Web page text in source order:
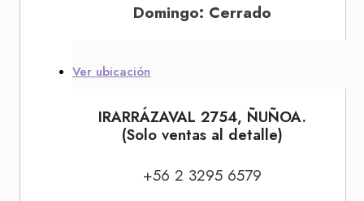
Domingo: Cerrado
Ver ubicación
IRARRÁZAVAL 2754, ÑUÑOA.
(Solo ventas al detalle)
+56 2 3295 6579